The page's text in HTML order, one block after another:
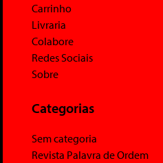
Carrinho
Livraria
Colabore
Redes Sociais
Sobre
Categorias
Sem categoria
Revista Palavra de Ordem